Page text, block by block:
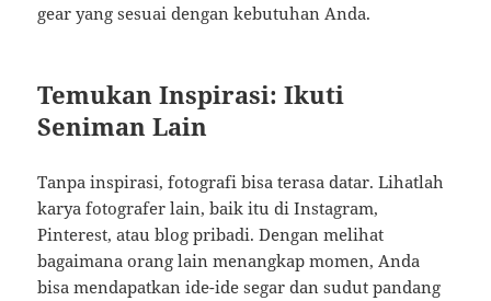
gear yang sesuai dengan kebutuhan Anda.
Temukan Inspirasi: Ikuti
Seniman Lain
Tanpa inspirasi, fotografi bisa terasa datar. Lihatlah
karya fotografer lain, baik itu di Instagram,
Pinterest, atau blog pribadi. Dengan melihat
bagaimana orang lain menangkap momen, Anda
bisa mendapatkan ide-ide segar dan sudut pandang